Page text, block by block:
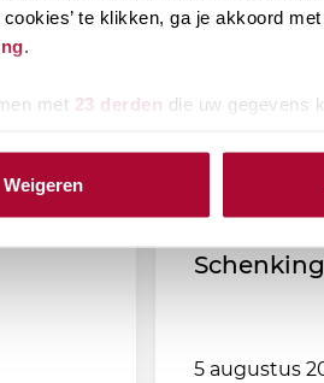
cookies’ te klikken, ga je akkoord
.
met 23 derden die uw gegevens
Weigeren
Zo
RB
Schenking
5 augustus